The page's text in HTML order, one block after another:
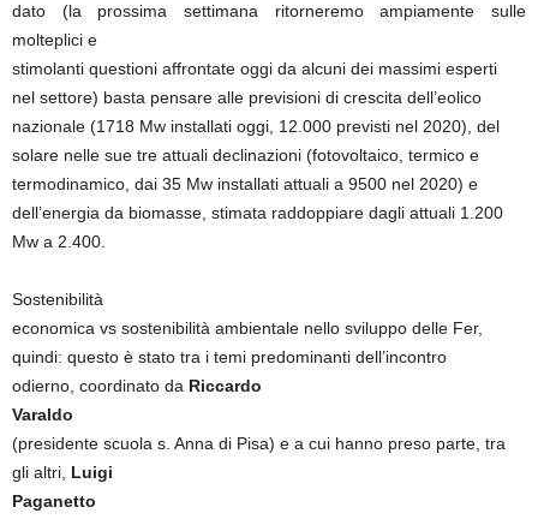
dato (la prossima settimana ritorneremo ampiamente sulle
molteplici e
stimolanti questioni affrontate oggi da alcuni dei massimi esperti
nel settore) basta pensare alle previsioni di crescita dell’eolico
nazionale (1718 Mw installati oggi, 12.000 previsti nel 2020), del
solare nelle sue tre attuali declinazioni (fotovoltaico, termico e
termodinamico, dai 35 Mw installati attuali a 9500 nel 2020) e
dell’energia da biomasse, stimata raddoppiare dagli attuali 1.200
Mw a 2.400.
Sostenibilità
economica vs sostenibilità ambientale nello sviluppo delle Fer,
quindi: questo è stato tra i temi predominanti dell’incontro
odierno, coordinato da Riccardo
Varaldo
(presidente scuola s. Anna di Pisa) e a cui hanno preso parte, tra
gli altri, Luigi
Paganetto